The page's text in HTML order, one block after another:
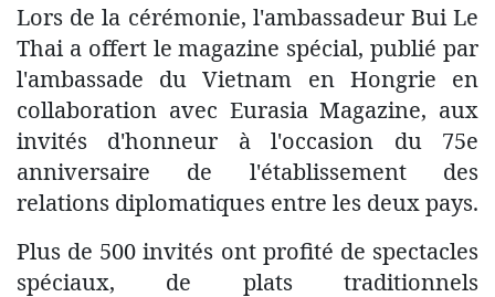
Lors de la cérémonie, l'ambassadeur Bui Le
Thai a offert le magazine spécial, publié par
l'ambassade du Vietnam en Hongrie en
collaboration avec Eurasia Magazine, aux
invités d'honneur à l'occasion du 75e
anniversaire de l'établissement des
relations diplomatiques entre les deux pays.
Plus de 500 invités ont profité de spectacles
spéciaux, de plats traditionnels